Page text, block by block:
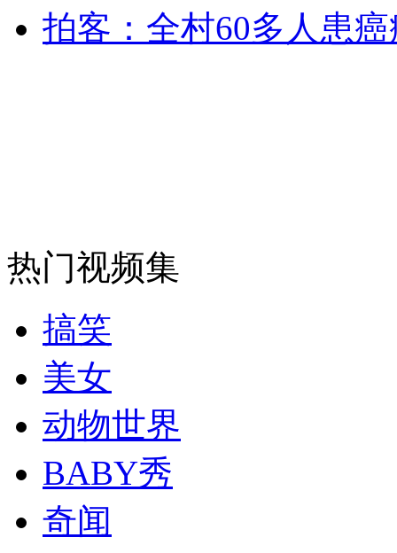
外交部：有关国家言论片面不公正
消防员救轻生者 花炮节热闹非凡
纽约上演“枕头大战”
司机酒驾遇交警 急速倒车逃窜
拍客：全村60多人患
热门视频集
搞笑
美女
动物世界
BABY秀
奇闻